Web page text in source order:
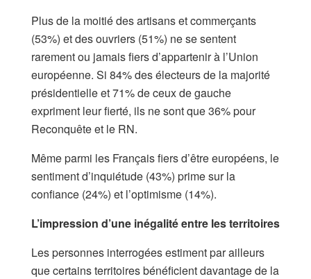
Plus de la moitié des artisans et commerçants
(53%) et des ouvriers (51%) ne se sentent
rarement ou jamais fiers d’appartenir à l’Union
européenne. Si 84% des électeurs de la majorité
présidentielle et 71% de ceux de gauche
expriment leur fierté, ils ne sont que 36% pour
Reconquête et le RN.
Même parmi les Français fiers d’être européens, le
sentiment d’inquiétude (43%) prime sur la
confiance (24%) et l’optimisme (14%).
L’impression d’une inégalité entre les territoires
Les personnes interrogées estiment par ailleurs
que certains territoires bénéficient davantage de la